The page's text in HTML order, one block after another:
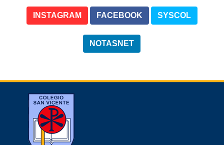
INSTAGRAM FACEBOOK SYSCOL
NOTASNET